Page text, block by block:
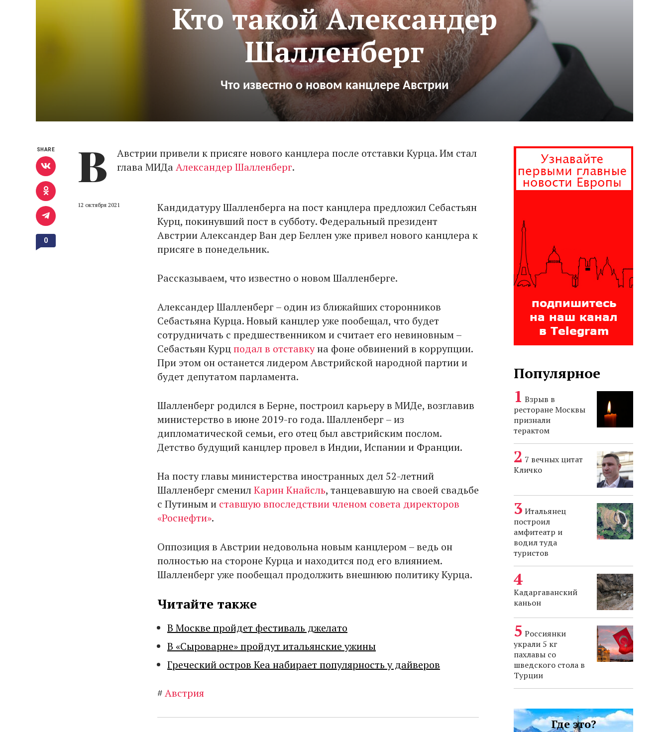
Кто такой Александер
Шалленберг
Что известно о новом канцлере Австрии
В
Австрии привели к присяге нового канцлера после отставки Курца. Им стал
глава МИДаАлександер Шалленберг.
12 октября 2021
Кандидатуру Шалленберга на пост канцлера предложил Себастьян
Курц, покинувший пост в субботу. Федеральный президент
Австрии Александер Ван дер Беллен уже привел нового канцлера к
присяге в понедельник.
Рассказываем, что известно о новом Шалленберге.
Александер Шалленберг – один из ближайших сторонников
Себастьяна Курца. Новый канцлер уже пообещал, что будет
сотрудничать с предшественником и считает его невиновным –
Себастьян Курцподал в отставкуна фоне обвинений в коррупции.
При этом он останется лидером Австрийской народной партии и
будет депутатом парламента.
Шалленберг родился в Берне, построил карьеру в МИДе, возглавив
министерство в июне 2019-го года. Шалленберг – из
дипломатической семьи, его отец был австрийским послом.
Детство будущий канцлер провел в Индии, Испании и Франции.
На посту главы министерства иностранных дел 52-летний
Шалленберг сменилКарин Кнайсль, танцевавшую на своей свадьбе
с Путиным и ставшую впоследствии членом совета директоров
«Роснефти».
Оппозиция в Австрии недовольна новым канцлером – ведь он
полностью на стороне Курца и находится под его влиянием.
Шалленберг уже пообещал продолжить внешнюю политику Курца.
Читайте также
В Москве пройдет фестиваль джелато
В «Сыроварне» пройдут итальянские ужины
Греческий остров Кеа набирает популярность у дайверов
#Австрия
SHARE
0
Популярное
Взрыв в
ресторане Москвы
признали
терактом
7 вечных цитат
Кличко
Итальянец
построил
амфитеатр и
водил туда
туристов
Кадаргаванский
каньон
Россиянки
украли 5 кг
пахлавы со
шведского стола в
Турции
Где это?